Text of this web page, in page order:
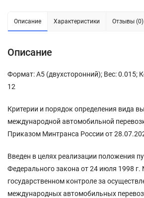
Описание Характеристики Отзывы (0)
Описание
Формат: А5 (двухсторонний); Вес: 0.015;
12
Критерии и порядок определения вида
международной автомобильной
Приказом Минтранса России от
Введен в целях реализации положения
Федерального закона от 24 июля 1998 г.
государственном контроле за
международных автомобильных